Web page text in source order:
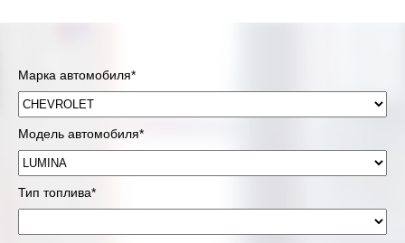
Марка автомобиля*
Модель автомобиля*
Тип топлива*